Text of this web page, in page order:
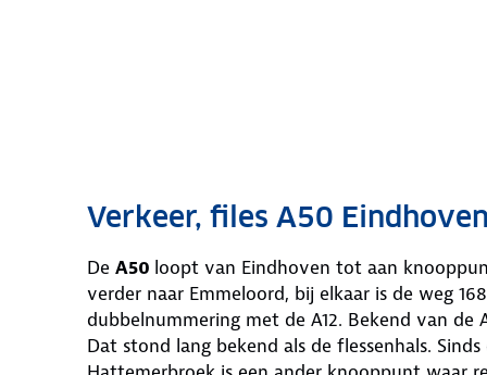
Verkeer, files A50
De A50 loopt van Eindhoven tot aan
verder naar Emmeloord, bij elkaar is de weg
dubbelnummering met de A12. Bekend van
Dat stond lang bekend als de flessenhals.